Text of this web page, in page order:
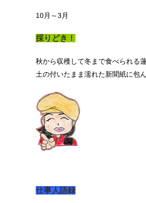
10月～3月
採りどき！
秋から収穫して冬まで食べられる蓮
土の付いたまま濡れた新聞紙に包
仕事人語録